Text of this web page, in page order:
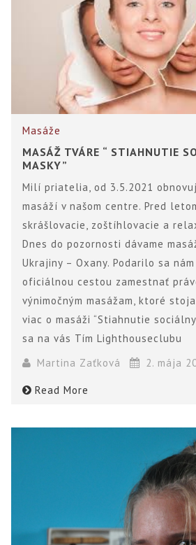
Masáže
MASÁŽ TVÁRE “ STIAHNUTIE
MASKY”
Milí priatelia, od 3.5.2021
masáží v našom centre. Pred
skrášlovacie, zoštíhlovacie a
Dnes do pozornosti dávame
Ukrajiny – Oxany. Podarilo sa
oficiálnou cestou zamestnať
výnimočným masážam, ktoré
viac o masáži “Stiahnutie
sa na vás Tím Lighthouseclubu
Martina Zaťková
2. mája
Read More